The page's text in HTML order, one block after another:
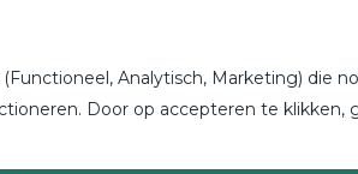
Analytisch, Marketing) die
Door op accepteren te klikken,